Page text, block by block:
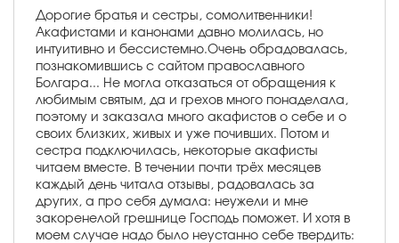
Дорогие братья и сестры, сомолитвенники!
Акафистами и канонами давно молилась, но
интуитивно и бессистемно.Очень обрадовалась,
познакомившись с сайтом православного
Болгара... Не могла отказаться от обращения к
любимым святым, да и грехов много понаделала,
поэтому и заказала много акафистов о себе и о
своих близких, живых и уже почивших. Потом и
сестра подключилась, некоторые акафисты
читаем вместе. В течении почти трёх месяцев
каждый день читала отзывы, радовалась за
других, а про себя думала: неужели и мне
закоренелой грешнице Господь поможет. И хотя в
моем случае надо было неустанно себе твердить: